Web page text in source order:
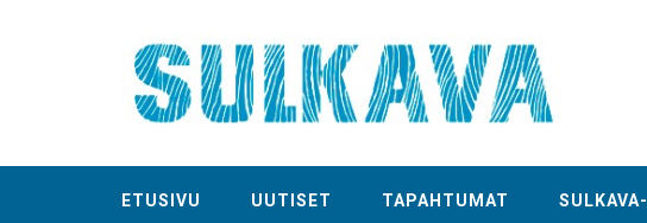
ETUSIVU UUTISET TAPAHTUMAT